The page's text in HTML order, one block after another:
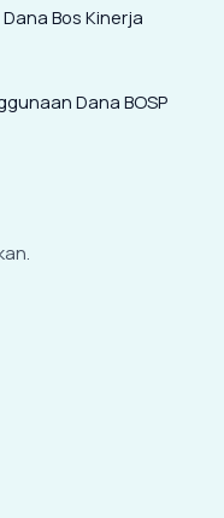
Bos Kinerja
Dana BOSP